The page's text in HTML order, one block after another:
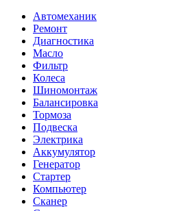
Автомеханик
Ремонт
Диагностика
Масло
Фильтр
Колеса
Шиномонтаж
Балансировка
Тормоза
Подвеска
Электрика
Аккумулятор
Генератор
Стартер
Компьютер
Сканер